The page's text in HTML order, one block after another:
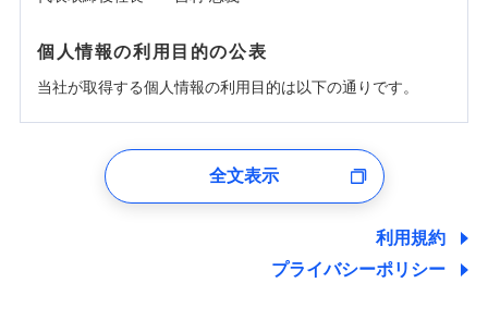
個人情報の利用目的の公表
当社が取得する個人情報の利用目的は以下の通りです。
ユーザー登録受付および、管理のため
しくは委託を受けている保険会社・提携会社の保険その他に
関する情報を提供し、金融商品等の契約を勧奨するため、ま
た維持管理等の委託業務遂行のため、またそれらに付帯、関
全文表示
利用規約
プライバシーポリシー